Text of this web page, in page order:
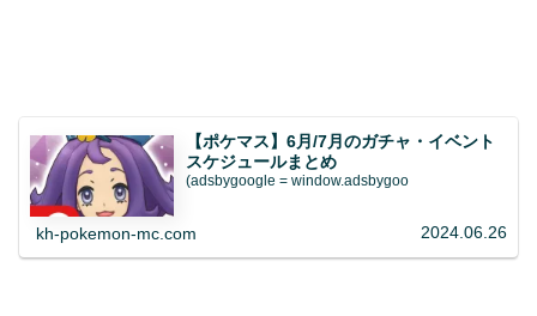
【ポケマス】6月/7月のガチャ・イベント
スケジュールまとめ
(adsbygoogle = window.adsbygoo
kh-pokemon-mc.com 2024.06.26